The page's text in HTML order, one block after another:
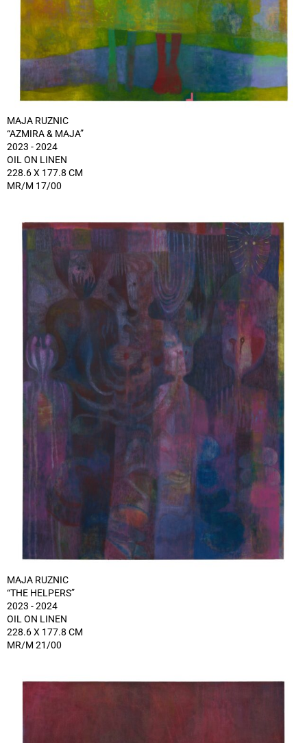
MAJA RUZNIC
“AZMIRA & MAJA”
2023 - 2024
OIL ON LINEN
228.6 X 177.8 CM
MR/M 17/00
MAJA RUZNIC
“THE HELPERS”
2023 - 2024
OIL ON LINEN
228.6 X 177.8 CM
MR/M 21/00